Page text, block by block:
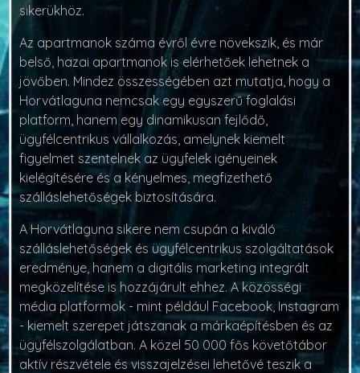
sikerükhöz.
Az apartmanok száma évről évre növekszik, és már
belső, hazai apartmanok is elérhetőek lehetnek a
jövőben. Mindez összességében azt mutatja, hogy a
Horvátlaguna nemcsak egy egyszerű foglalási
platform, hanem egy dinamikusan fejlődő,
ügyfélcentrikus vállalkozás, amelynek kiemelt
figyelmet szentelnek az ügyfelek igényeinek
kielégítésére és a kényelmes, megfizethető
szálláslehetőségek biztosítására.
A Horvátlaguna sikere nem csupán a kiváló
szálláslehetőségek és ügyfélcentrikus szolgáltatások
eredménye, hanem a digitális marketing integrált
megközelítése is hozzájárult ehhez. A közösségi
média platformok - mint például Facebook, Instagram
- kiemelt szerepet játszanak a márkaépítésben és az
ügyfélszolgálatban. A közel 50 000 fős követőtábor
aktív részvétele és visszajelzései lehetővé teszik a